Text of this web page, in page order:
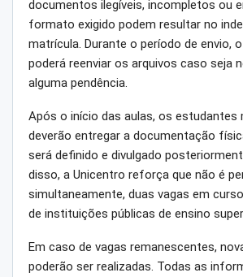
documentos ilegíveis, incompletos ou
formato exigido podem resultar no
matrícula. Durante o período de envio,
poderá reenviar os arquivos caso seja
alguma pendência.
Após o início das aulas, os estudantes
deverão entregar a documentação
será definido e divulgado
disso, a Unicentro reforça que não é
simultaneamente, duas vagas em
de instituições públicas de ensino
Em caso de vagas remanescentes,
poderão ser realizadas. Todas as